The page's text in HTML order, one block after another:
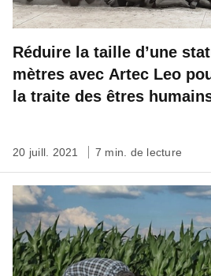
Réduire la taille d’une
mètres avec Artec Leo
la traite des êtres
20 juill. 2021 7 min. de lecture